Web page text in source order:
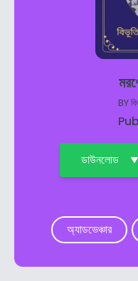
BY
ডাউনলোড
অ্যাডভেঞ্চার